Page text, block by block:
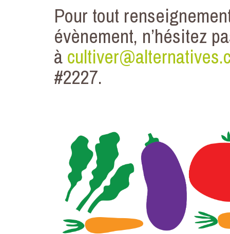
Pour tout
évènement, n’hésitez
à
#2227.